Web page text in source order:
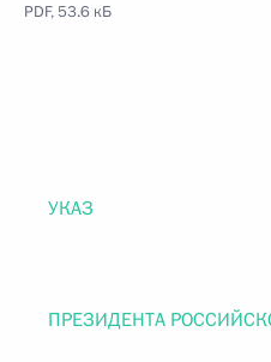
PDF, 53.6 кБ
УКАЗ
ПРЕЗИДЕНТА